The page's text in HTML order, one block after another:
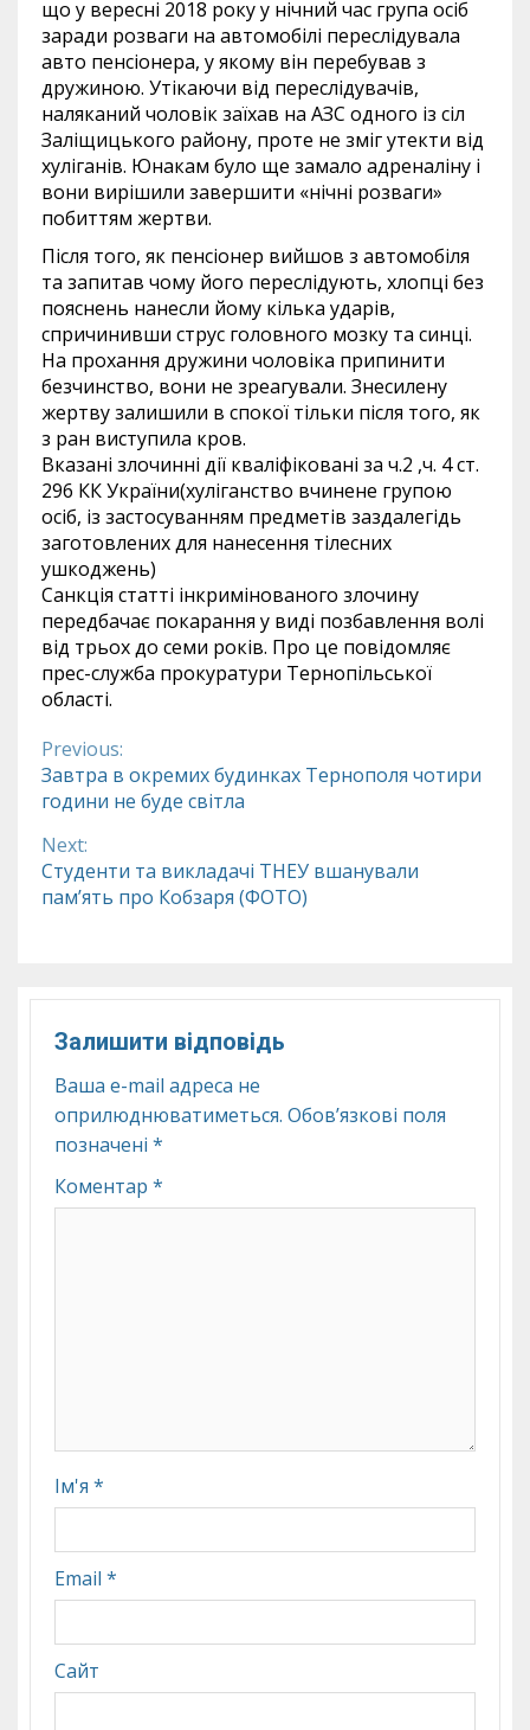
що у вересні 2018 року у нічний час група осіб
заради розваги на автомобілі переслідувала
авто пенсіонера, у якому він перебував з
дружиною. Утікаючи від переслідувачів,
наляканий чоловік заїхав на АЗС одного із сіл
Заліщицького району, проте не зміг утекти від
хуліганів. Юнакам було ще замало адреналіну і
вони вирішили завершити «нічні розваги»
побиттям жертви.
Після того, як пенсіонер вийшов з автомобіля
та запитав чому його переслідують, хлопці без
пояснень нанесли йому кілька ударів,
спричинивши струс головного мозку та синці.
На прохання дружини чоловіка припинити
безчинство, вони не зреагували. Знесилену
жертву залишили в спокої тільки після того, як
з ран виступила кров.
Вказані злочинні дії кваліфіковані за ч.2 ,ч. 4 ст.
296 КК України(хуліганство вчинене групою
осіб, із застосуванням предметів заздалегідь
заготовлених для нанесення тілесних
ушкоджень)
Санкція статті інкримінованого злочину
передбачає покарання у виді позбавлення волі
від трьох до семи років. Про це повідомляє
прес-служба прокуратури Тернопільської
області.
Continue
Reading
Previous:
Завтра в окремих будинках Тернополя чотири
години не буде світла
Next:
Студенти та викладачі ТНЕУ вшанували
пам’ять про Кобзаря (ФОТО)
Залишити відповідь
Ваша e-mail адреса не
оприлюднюватиметься. Обов’язкові поля
позначені *
Коментар *
Ім'я *
Email *
Сайт